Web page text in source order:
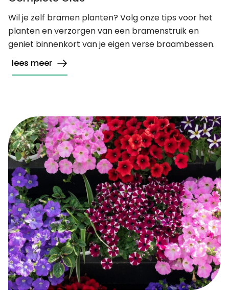
Wil je zelf bramen planten? Volg onze tips voor het
planten en verzorgen van een bramenstruik en
geniet binnenkort van je eigen verse braambessen.
lees meer